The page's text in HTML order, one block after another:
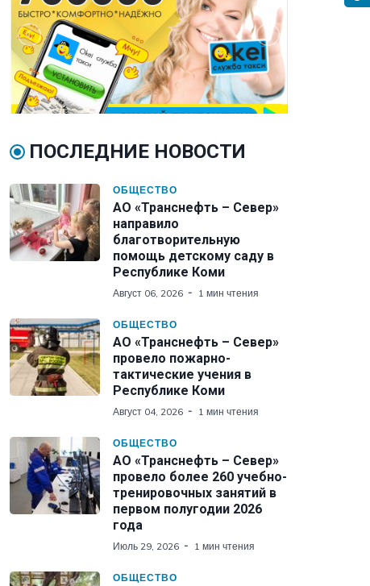
ПОСЛЕДНИЕ НОВОСТИ
ОБЩЕСТВО
АО «Транснефть – Север»
направило
благотворительную
помощь детскому саду в
Республике Коми
Август 06, 2026 1 мин чтения
ОБЩЕСТВО
АО «Транснефть – Север»
провело пожарно-
тактические учения в
Республике Коми
Август 04, 2026 1 мин чтения
ОБЩЕСТВО
АО «Транснефть – Север»
провело более 260 учебно-
тренировочных занятий в
первом полугодии 2026
года
Июль 29, 2026 1 мин чтения
ОБЩЕСТВО